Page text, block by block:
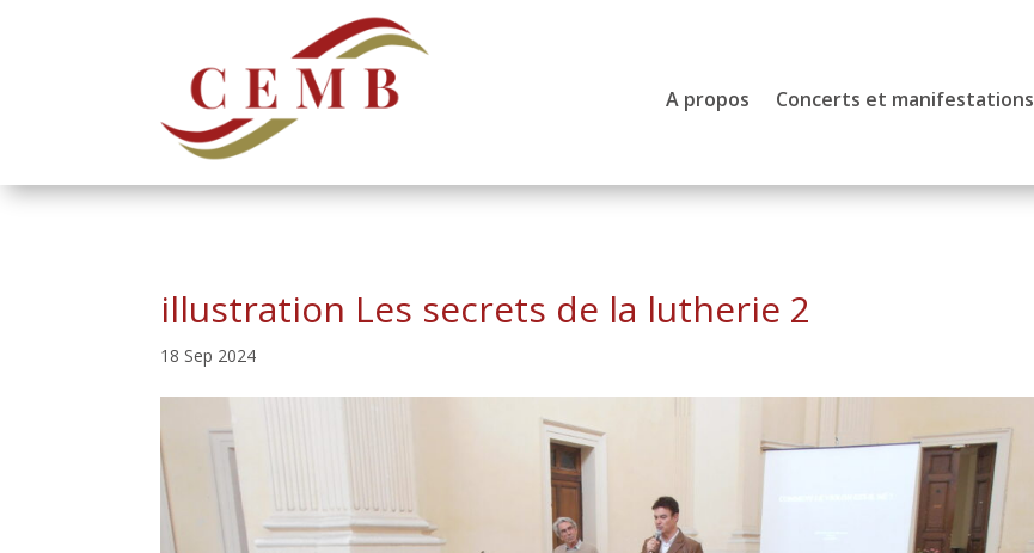
A propos Concerts et manifestations
illustration Les secrets de la lutherie 2
18 Sep 2024